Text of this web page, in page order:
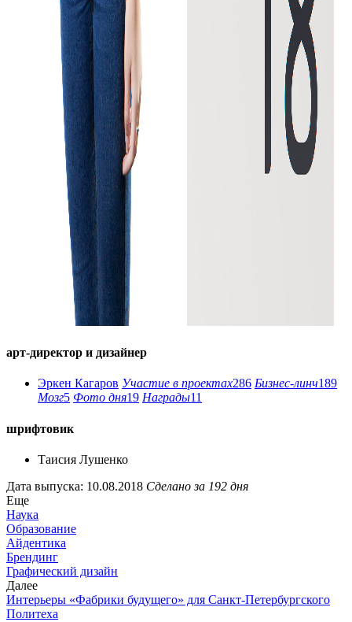
арт-директор и дизайнер
Эркен Кагаров Участие в проектах286 Бизнес-линч189
Мозг5 Фото дня19 Награды11
шрифтовик
Таисия Лушенко
Дата выпуска: 10.08.2018 Сделано за 192 дня
Еще
Наука
Образование
Айдентика
Брендинг
Графический дизайн
Далее
Интерьеры «Фабрики будущего» для Санкт-Петербургского
Политеха